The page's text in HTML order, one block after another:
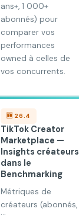
ans+, 1 000+
abonnés) pour
comparer vos
performances
owned à celles de
vos concurrents.
🆕 26.4
TikTok Creator
Marketplace —
Insights créateurs
dans le
Benchmarking
Métriques de
créateurs (abonnés,